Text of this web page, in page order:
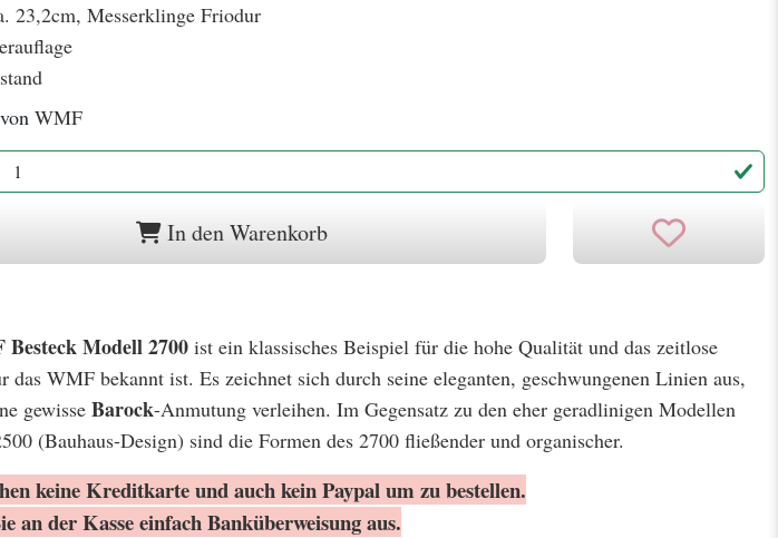
23,2cm, Messerklinge Friodur
WMF
In den Warenkorb
Besteck Modell 2700 ist ein klassisches Beispiel für die hohe Qualität und das zeitlose
das WMF bekannt ist. Es zeichnet sich durch seine eleganten, geschwungenen Linien aus,
gewisse Barock-Anmutung verleihen. Im Gegensatz zu den eher geradlinigen Modellen
(Bauhaus-Design) sind die Formen des 2700 fließender und organischer.
keine Kreditkarte und auch kein Paypal um zu bestellen.
an der Kasse einfach Banküberweisung aus.